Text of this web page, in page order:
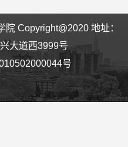
Copyright@2020 地址：
大道西3999号
号